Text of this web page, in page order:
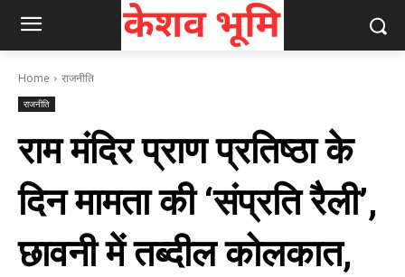
Home राजनीति
राजनीति
राम मंदिर प्राण प्रतिष्ठा के
दिन मामता की ‘संप्रति रैली’,
छावनी में तब्दील कोलकात,